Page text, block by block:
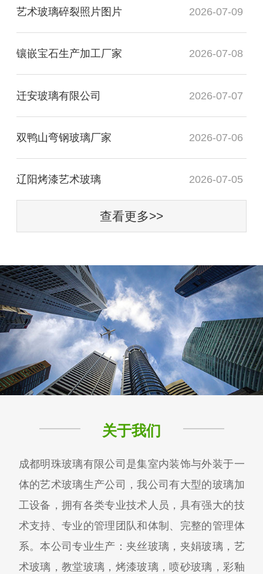
艺术玻璃碎裂照片图片 2026-07-09
镶嵌宝石生产加工厂家 2026-07-08
迁安玻璃有限公司 2026-07-07
双鸭山弯钢玻璃厂家 2026-07-06
辽阳烤漆艺术玻璃 2026-07-05
查看更多>>
关于我们
成都明珠玻璃有限公司是集室内装饰与外装于一
体的艺术玻璃生产公司，我公司有大型的玻璃加
工设备，拥有各类专业技术人员，具有强大的技
术支持、专业的管理团队和体制、完整的管理体
系。本公司专业生产：夹丝玻璃，夹娟玻璃，艺
术玻璃，教堂玻璃，烤漆玻璃，喷砂玻璃，彩釉